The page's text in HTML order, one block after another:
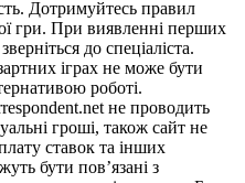
Дотримуйтесь правил
гри. При виявленні перших
до спеціаліста.
іграх не може бути
роботі.
не проводить
гроші, також сайт не
ставок та інших
бути пов’язані з